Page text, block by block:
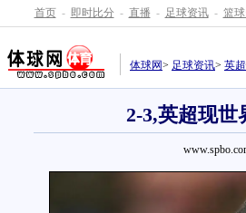
首页 - 即时比分 - 直播 - 足球资讯 - 篮
体球网> 足球资讯> 英
2-3,英超现世